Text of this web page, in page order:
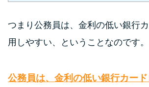
へのバレにくさ
を解説
は要注意！
つまり公務員は、金利の低い銀行
用しやすい、ということなのです。
公務員は、金利の低い銀行カー